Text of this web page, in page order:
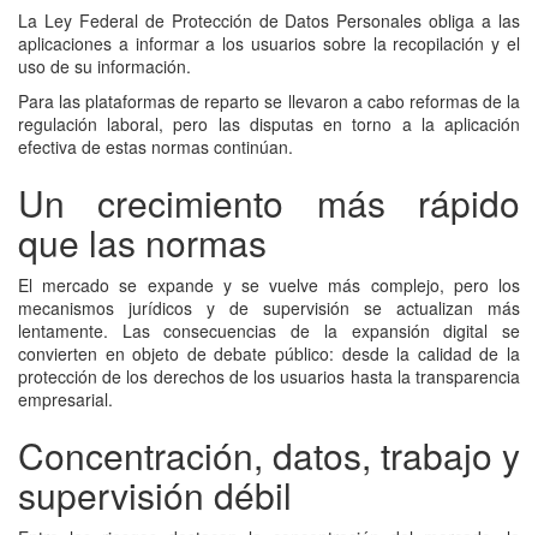
La Ley Federal de Protección de Datos Personales obliga a las
aplicaciones a informar a los usuarios sobre la recopilación y el
uso de su información.
Para las plataformas de reparto se llevaron a cabo reformas de la
regulación laboral, pero las disputas en torno a la aplicación
efectiva de estas normas continúan.
Un crecimiento más rápido
que las normas
El mercado se expande y se vuelve más complejo, pero los
mecanismos jurídicos y de supervisión se actualizan más
lentamente. Las consecuencias de la expansión digital se
convierten en objeto de debate público: desde la calidad de la
protección de los derechos de los usuarios hasta la transparencia
empresarial.
Concentración, datos, trabajo y
supervisión débil